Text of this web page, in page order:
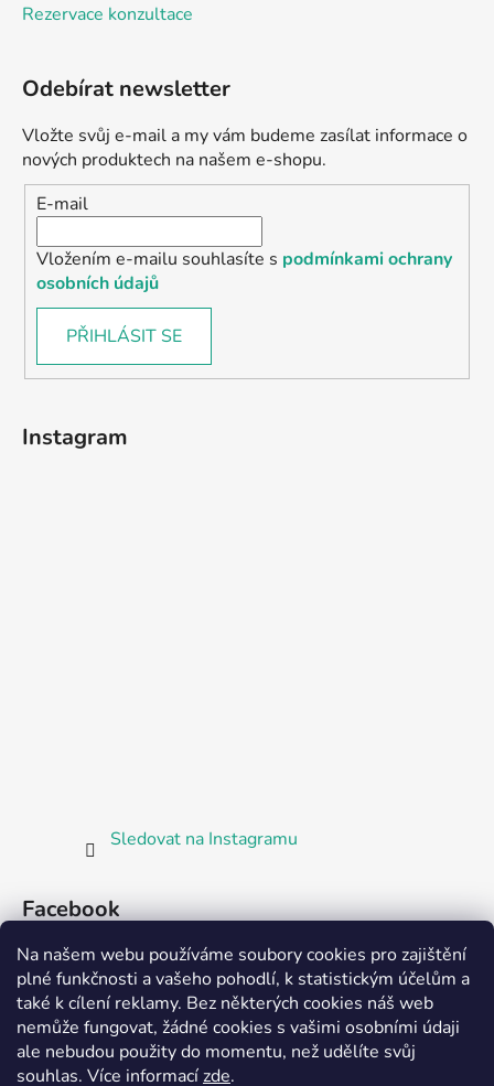
Na našem webu používáme soubory cookies pro zajištění
plné funkčnosti a vašeho pohodlí, k statistickým účelům a
také k cílení reklamy. Bez některých cookies náš web
nemůže fungovat, žádné cookies s vašimi osobními údaji
ale nebudou použity do momentu, než udělíte svůj
souhlas. Více informacízde.
Rezervace konzultace
Odebírat newsletter
Vložte svůj e-mail a my vám budeme zasílat informace o
nových produktech na našem e-shopu.
E-mail
Vložením e-mailu souhlasíte s podmínkami ochrany
osobních údajů
PŘIHLÁSIT SE
Instagram
Sledovat na Instagramu
Facebook
Partnerská prodejna Barefoot Plzeň